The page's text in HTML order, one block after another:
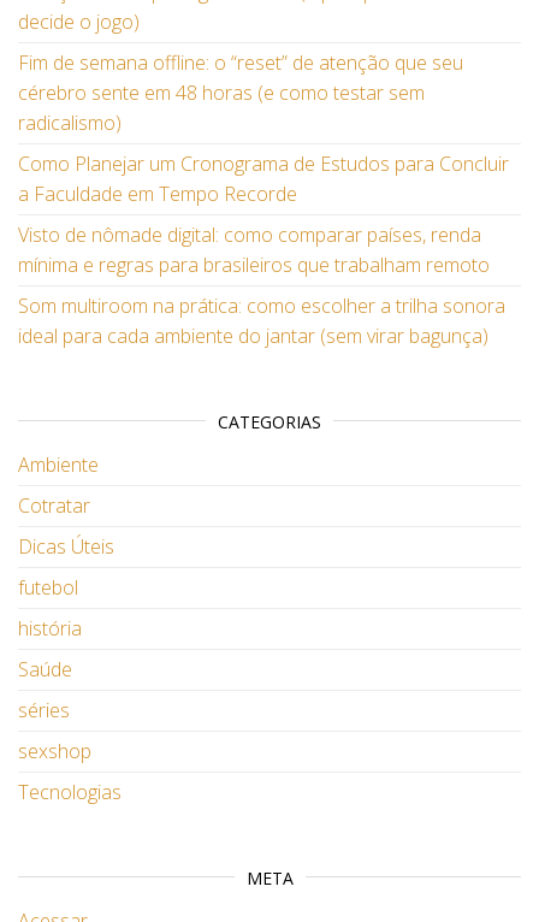
decide o jogo)
Fim de semana offline: o “reset” de atenção que seu
cérebro sente em 48 horas (e como testar sem
radicalismo)
Como Planejar um Cronograma de Estudos para Concluir
a Faculdade em Tempo Recorde
Visto de nômade digital: como comparar países, renda
mínima e regras para brasileiros que trabalham remoto
Som multiroom na prática: como escolher a trilha sonora
ideal para cada ambiente do jantar (sem virar bagunça)
CATEGORIAS
Ambiente
Cotratar
Dicas Úteis
futebol
história
Saúde
séries
sexshop
Tecnologias
META